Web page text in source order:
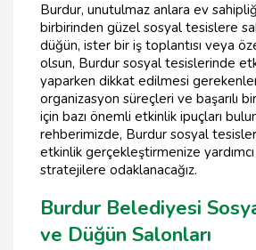
Burdur, unutulmaz anlara ev
birbirinden güzel sosyal tesislere
düğün, ister bir iş toplantısı veya
olsun, Burdur sosyal tesislerinde
yaparken dikkat edilmesi
organizasyon süreçleri ve başarılı
için bazı önemli etkinlik ipuçları
rehberimizde, Burdur sosyal
etkinlik gerçekleştirmenize
stratejilere odaklanacağız.
Burdur Belediyesi
ve Düğün Salonları